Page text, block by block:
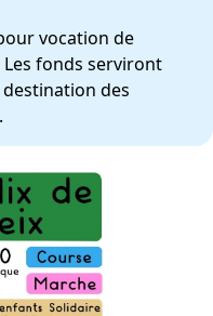
vocation de
fonds serviront
des